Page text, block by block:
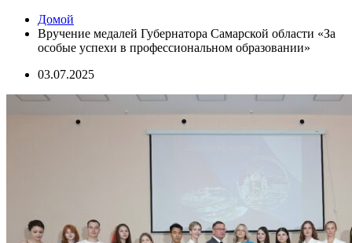
Домой
Вручение медалей Губернатора Самарской области «За
особые успехи в профессиональном образовании»
03.07.2025